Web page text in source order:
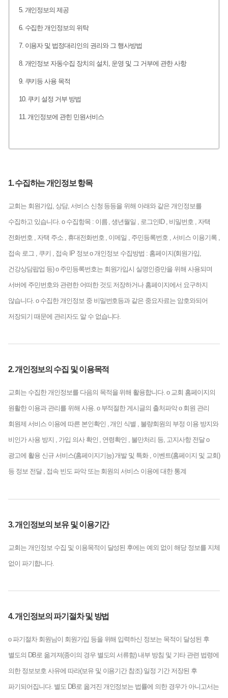
5. 개인정보의 제공
6. 수집한 개인정보의 위탁
7. 이용자 및 법정대리인의 권리와 그 행사방법
8. 개인정보 자동수집 장치의 설치, 운영 및 그 거부에 관한 사항
9. 쿠키등 사용 목적
10. 쿠키 설정 거부 방법
11. 개인정보에 관힌 민원서비스
1. 수집하는 개인정보 항목
교회는 회원가입, 상담, 서비스 신청 등등을 위해 아래와 같은 개인정보를
수집하고 있습니다. ο 수집항목 : 이름 , 생년월일 , 로그인ID , 비밀번호 , 자택
전화번호 , 자택 주소 , 휴대전화번호 , 이메일 , 주민등록번호 , 서비스 이용기록 ,
접속 로그 , 쿠키 , 접속 IP 정보 ο 개인정보 수집방법 : 홈페이지(회원가입,
건강상담팝업 등)ο 주민등록번호는 회원가입시 실명인증만을 위해 사용되며
서버에 주민번호와 관련한 어떠한 것도 저장하거나 홈페이지에서 요구하지
않습니다. ο 수집한 개인정보 중 비밀번호등과 같은 중요자료는 암호와되어
저장되기 때문에 관리자도 알 수 없습니다.
2. 개인정보의 수집 및 이용목적
교회는 수집한 개인정보를 다음의 목적을 위해 활용합니다. ο 교회 홈페이지의
원활한 이용과 관리를 위해 사용.ο 부적절한 게시글의 출처파악ο 회원 관리
회원제 서비스 이용에 따른 본인확인 , 개인 식별 , 불량회원의 부정 이용 방지와
비인가 사용 방지 , 가입 의사 확인 , 연령확인 , 불만처리 등, 고지사항 전달ο
광고에 활용신규 서비스(홈페이지기능) 개발 및 특화 , 이벤트(홈페이지 및 교회)
등 정보 전달 , 접속 빈도 파악 또는 회원의 서비스 이용에 대한 통계
3. 개인정보의 보유 및 이용기간
교회는 개인정보 수집 및 이용목적이 달성된 후에는 예외 없이 해당 정보를 지체
없이 파기합니다.
4. 개인정보의 파기절차 및 방법
ο 파기절차회원님이 회원가입 등을 위해 입력하신 정보는 목적이 달성된 후
별도의 DB로 옮겨져(종이의 경우 별도의 서류함) 내부 방침 및 기타 관련 법령에
의한 정보보호 사유에 따라(보유 및 이용기간 참조) 일정 기간 저장된 후
파기되어집니다.별도 DB로 옮겨진 개인정보는 법률에 의한 경우가 아니고서는